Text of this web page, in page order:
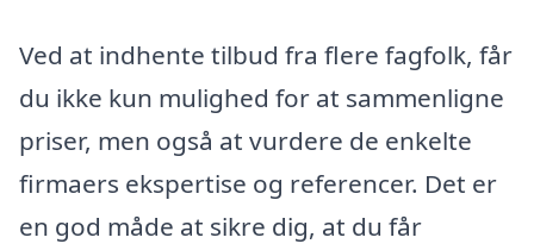
Ved at indhente tilbud fra flere fagfolk, får
du ikke kun mulighed for at sammenligne
priser, men også at vurdere de enkelte
firmaers ekspertise og referencer. Det er
en god måde at sikre dig, at du får